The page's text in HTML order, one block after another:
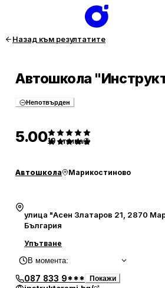
Назад към резултатите
Автошкола
Непотвърден
5.0010 отзива
Автошкола Марикостиново
улица "Асен Златаров 21, 2870
България
Упътване
В момента:
087 833 9*** Покажи